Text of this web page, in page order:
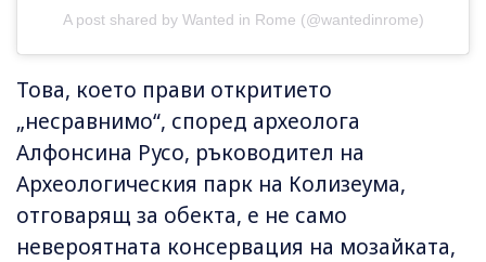
A post shared by Wanted in Rome (@wantedinrome)
Това, което прави откритието
„несравнимо“, според археолога
Алфонсина Русо, ръководител на
Археологическия парк на Колизеума,
отговарящ за обекта, е не само
невероятната консервация на мозайката,